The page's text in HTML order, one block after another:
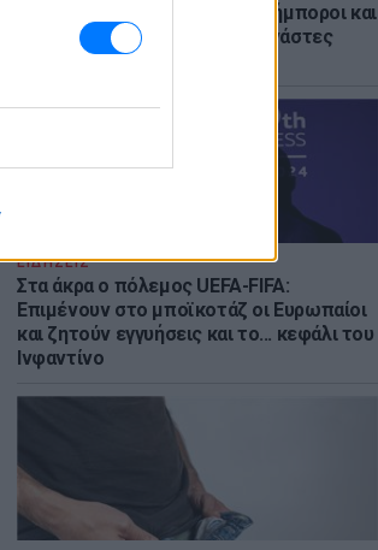
Θέουτα: «Οι κάτοικοι είναι ανήμποροι και
γεμάτοι αγωνία» - 5.000 μετανάστες
παραμένουν στην περιοχή
ΕΙΔΗΣΕΙΣ
Στα άκρα ο πόλεμος UEFA-FIFA:
Επιμένουν στο μποϊκοτάζ οι Ευρωπαίοι
και ζητούν εγγυήσεις και το... κεφάλι του
Ινφαντίνο